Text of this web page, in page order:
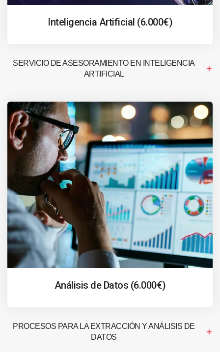
Inteligencia Artificial (6.000€)
SERVICIO DE ASESORAMIENTO EN INTELIGENCIA
ARTIFICIAL
Análisis de Datos (6.000€)
PROCESOS PARA LA EXTRACCIÓN Y ANÁLISIS DE
DATOS